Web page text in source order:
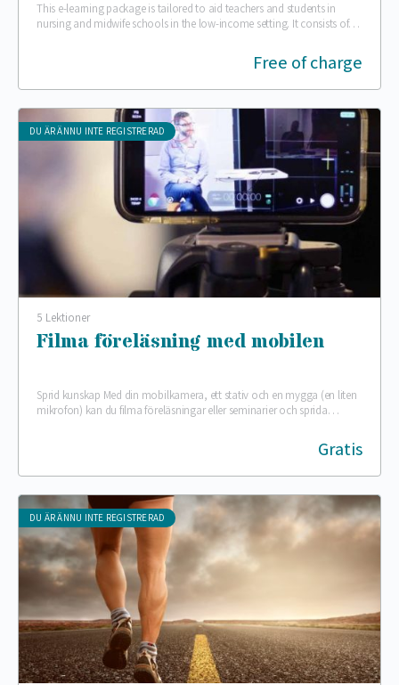
This e-learning package is tailored to aid teachers and students in
nursing and midwife schools in the low-income setting. It consists of
Free of charge
DU ÄR ÄNNU INTE REGISTRERAD
5 Lektioner
Filma föreläsning med mobilen
Sprid kunskap Med din mobilkamera, ett stativ och en mygga (en liten
mikrofon) kan du filma föreläsningar eller seminarier och sprida
Gratis
DU ÄR ÄNNU INTE REGISTRERAD